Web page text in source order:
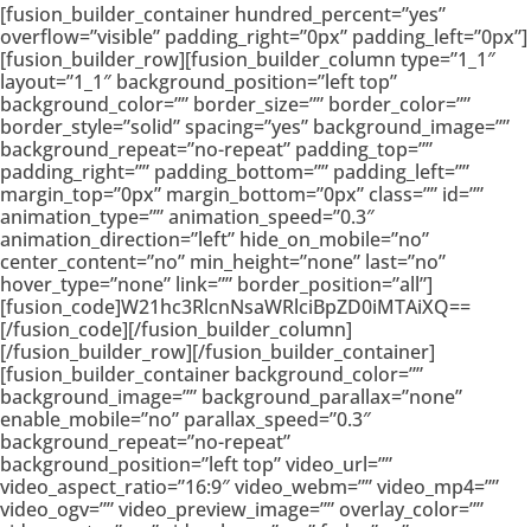
[fusion_builder_container hundred_percent=”yes”
overflow=”visible” padding_right=”0px” padding_left=”0px”]
[fusion_builder_row][fusion_builder_column type=”1_1″
layout=”1_1″ background_position=”left top”
background_color=”” border_size=”” border_color=””
border_style=”solid” spacing=”yes” background_image=””
background_repeat=”no-repeat” padding_top=””
padding_right=”” padding_bottom=”” padding_left=””
margin_top=”0px” margin_bottom=”0px” class=”” id=””
animation_type=”” animation_speed=”0.3″
animation_direction=”left” hide_on_mobile=”no”
center_content=”no” min_height=”none” last=”no”
hover_type=”none” link=”” border_position=”all”]
[fusion_code]W21hc3RlcnNsaWRlciBpZD0iMTAiXQ==
[/fusion_code][/fusion_builder_column]
[/fusion_builder_row][/fusion_builder_container]
[fusion_builder_container background_color=””
background_image=”” background_parallax=”none”
enable_mobile=”no” parallax_speed=”0.3″
background_repeat=”no-repeat”
background_position=”left top” video_url=””
video_aspect_ratio=”16:9″ video_webm=”” video_mp4=””
video_ogv=”” video_preview_image=”” overlay_color=””